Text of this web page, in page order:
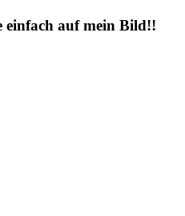
einfach auf mein Bild!!